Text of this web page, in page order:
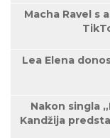
Macha Ravel s
Lea Elena
Nakon singla
Kandžija